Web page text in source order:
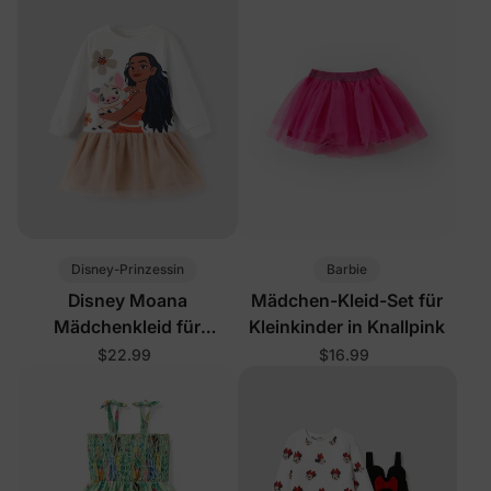
Disney-Prinzessin
Disney Moana
Mädchenkleid für
Kleinkinder Weiß
$22.99
Barbie
Mädchen-Kleid-Set für
Kleinkinder in Knallpink
$16.99